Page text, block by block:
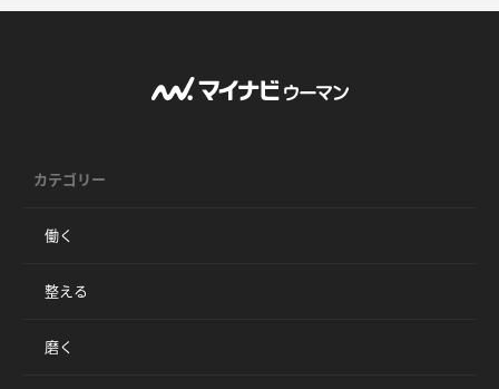
カテゴリー
働く
整える
磨く